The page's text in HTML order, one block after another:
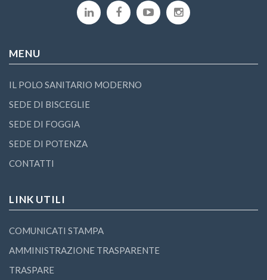
MENU
IL POLO SANITARIO MODERNO
SEDE DI BISCEGLIE
SEDE DI FOGGIA
SEDE DI POTENZA
CONTATTI
LINK UTILI
COMUNICATI STAMPA
AMMINISTRAZIONE TRASPARENTE
TRASPARE